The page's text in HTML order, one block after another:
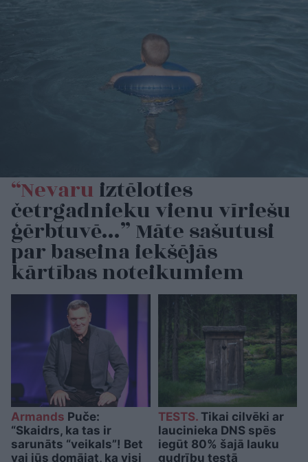
“Nevaruiztēloties
četrgadnieku vienu vīriešu
ģērbtuvē…” Māte sašutusi
par baseina iekšējās
kārtības noteikumiem
Armands Puče:
“Skaidrs, ka tas ir
sarunāts “veikals”! Bet
vai jūs domājat, ka visi
TESTS.Tikai cilvēki ar
laucinieka DNS spēs
iegūt 80% šajā lauku
gudrību testā